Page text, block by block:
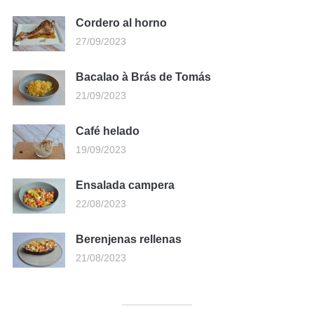
Cordero al horno
27/09/2023
Bacalao à Brás de Tomás
21/09/2023
Café helado
19/09/2023
Ensalada campera
22/08/2023
Berenjenas rellenas
21/08/2023